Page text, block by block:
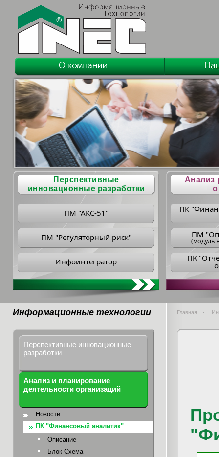
Перспективные
инновационные разработки
ПМ "АКС-51"
ПМ "Регуляторный риск"
Инфоинтегратор
Анализ
ПК
ПM
(модуль
ПK
Информационные технологии Главная
Перспективные инновационные
разработки
Анализ и планирование
деятельности организаций
Новости
ПК "Финансовый аналитик"
Описание
Блок-Схема